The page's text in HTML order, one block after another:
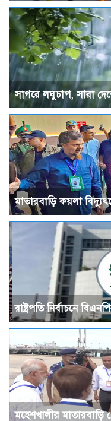
সাগরে লঘুচাপ, সারা
মাতারবাড়ি কয়লা
রাষ্ট্রপতি নির্বাচনে
মহেশখালীর মাতারবাড়ি